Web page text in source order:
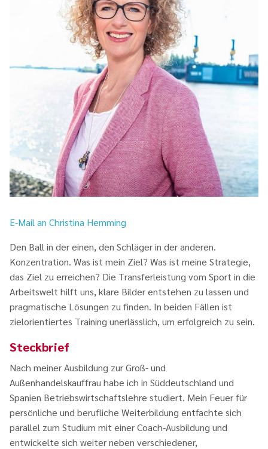
E-Mail an Christina Hemming
Den Ball in der einen, den Schläger in der anderen.
Konzentration. Was ist mein Ziel? Was ist meine Strategie,
das Ziel zu erreichen? Die Transferleistung vom Sport in die
Arbeitswelt hilft uns, klare Bilder entstehen zu lassen und
pragmatische Lösungen zu finden. In beiden Fällen ist
zielorientiertes Training unerlässlich, um erfolgreich zu sein.
Steckbrief
Nach meiner Ausbildung zur Groß- und
Außenhandelskauffrau habe ich in Süddeutschland und
Spanien Betriebswirtschaftslehre studiert. Mein Feuer für
persönliche und berufliche Weiterbildung entfachte sich
parallel zum Studium mit einer Coach-Ausbildung und
entwickelte sich weiter neben verschiedener,